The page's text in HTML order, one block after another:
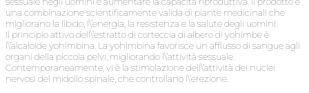
una combinazione scientificamente valida di piante medicinali che
migliorano la libido, l\’energia, la resistenza e la salute degli uomini.
Il principio attivo dell\’estratto di corteccia di albero di yohimbe è
l\’alcaloide yohimbina. La yohimbina favorisce un afflusso di sangue agli
organi della piccola pelvi, migliorando l\’attività sessuale.
Contemporaneamente, vi è la stimolazione dell\’attività dei nuclei
nervosi del midollo spinale, che controllano l\’erezione.